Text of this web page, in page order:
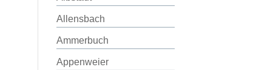
Allensbach
Ammerbuch
Appenweier